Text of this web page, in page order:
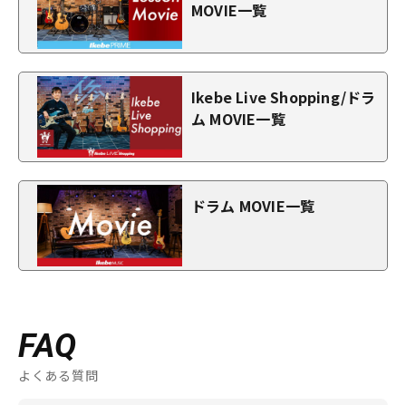
MOVIE一覧
Ikebe Live Shopping/ドラ
ム MOVIE一覧
ドラム MOVIE一覧
FAQ
よくある質問